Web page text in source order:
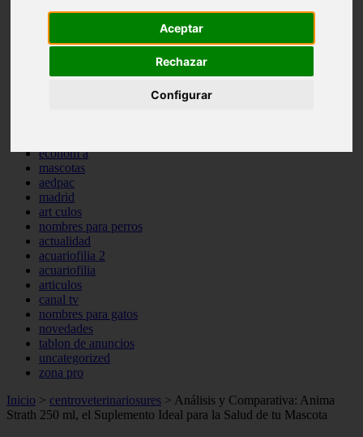
Aceptar
Rechazar
Configurar
cr a
especies invasoras
econom a
mascotas
aedpac
madrid
art culos
nombres para perros
actualidad
acuariofilia 2
acuariofilia
articulos
canal tv
nombres para gatos
novedades
tablon de anuncios
uncategorized
zona pro
Inicio > centroveterinariosures > Análisis y Comparativa: Anima
Strath 250 ml, el Suplemento Ideal para la Salud de tu Mascota